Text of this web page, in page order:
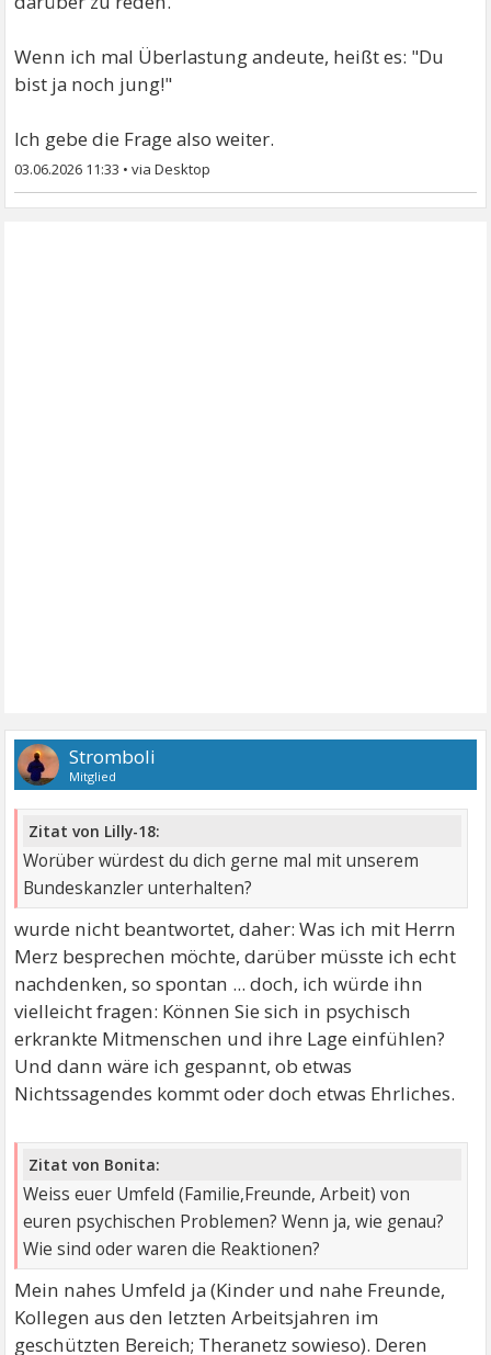
Wenn ich mal Überlastung andeute, heißt es: "Du
bist ja noch jung!"
Ich gebe die Frage also weiter.
03.06.2026 11:33 •
Stromboli
Mitglied
Zitat von Lilly-18:
Worüber würdest du dich gerne mal mit unserem
Bundeskanzler unterhalten?
wurde nicht beantwortet, daher: Was ich mit Herrn
Merz besprechen möchte, darüber müsste ich echt
nachdenken, so spontan ... doch, ich würde ihn
vielleicht fragen: Können Sie sich in psychisch
erkrankte Mitmenschen und ihre Lage einfühlen?
Und dann wäre ich gespannt, ob etwas
Nichtssagendes kommt oder doch etwas Ehrliches.
Zitat von Bonita:
Weiss euer Umfeld (Familie,Freunde, Arbeit) von
euren psychischen Problemen? Wenn ja, wie genau?
Wie sind oder waren die Reaktionen?
Mein nahes Umfeld ja (Kinder und nahe Freunde,
Kollegen aus den letzten Arbeitsjahren im
geschützten Bereich; Theranetz sowieso). Deren